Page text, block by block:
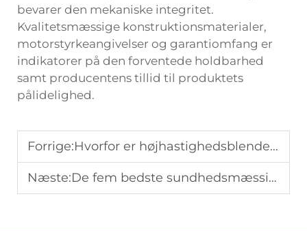
bevarer den mekaniske integritet.
Kvalitetsmæssige konstruktionsmaterialer,
motorstyrkeangivelser og garantiomfang er
indikatorer på den forventede holdbarhed
samt producentens tillid til produktets
pålidelighed.
Forrige:Hvorfor er højhastighedsblenderes på vej frem i køkkenene i 2025?
Næste:De fem bedste sundhedsmæssige fordele ved daglig brug af en juiceblender